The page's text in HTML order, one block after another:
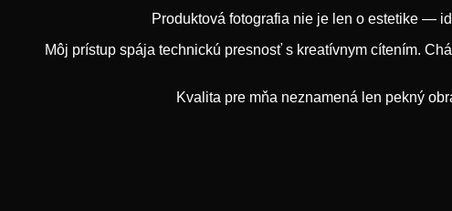
Produktová fotografia nie je len o estetike —
Môj prístup spája technickú presnosť s kreatívnym cítením.
Kvalita pre mňa neznamená len pekný